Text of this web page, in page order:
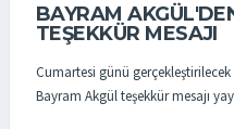
BAYRAM
TEŞEKKÜR MESAJI
Cumartesi günü
Bayram Akgül teşekkür mesajı